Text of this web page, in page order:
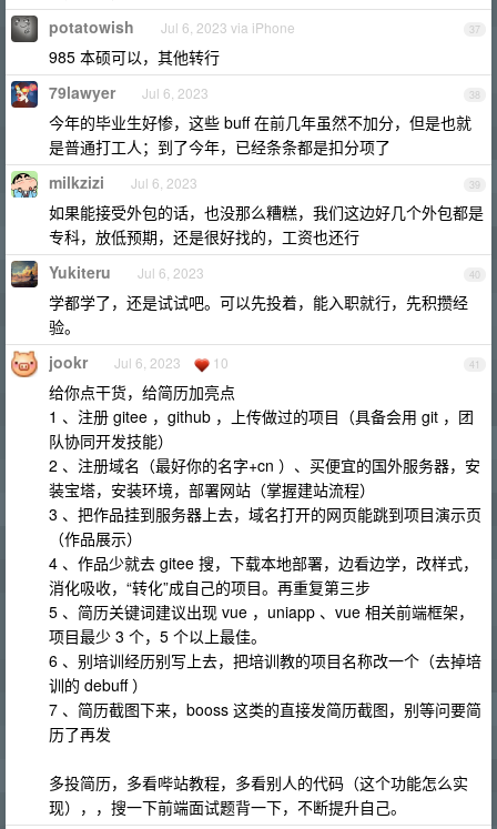
37
potatowish Jul 6, 2023 via iPhone
985 本硕可以，其他转行
38
79lawyer Jul 6, 2023
今年的毕业生好惨，这些 buff 在前几年虽然不加分，但是也就
是普通打工人；到了今年，已经条条都是扣分项了
39
milkzizi Jul 6, 2023
如果能接受外包的话，也没那么糟糕，我们这边好几个外包都是
专科，放低预期，还是很好找的，工资也还行
40
Yukiteru Jul 6, 2023
学都学了，还是试试吧。可以先投着，能入职就行，先积攒经
验。
41
jookr Jul 6, 2023 10
给你点干货，给简历加亮点
1 、注册 gitee ，github ，上传做过的项目（具备会用 git ，团
队协同开发技能）
2 、注册域名（最好你的名字+cn ）、买便宜的国外服务器，安
装宝塔，安装环境，部署网站（掌握建站流程）
3 、把作品挂到服务器上去，域名打开的网页能跳到项目演示页
（作品展示）
4 、作品少就去 gitee 搜，下载本地部署，边看边学，改样式，
消化吸收，“转化”成自己的项目。再重复第三步
5 、简历关键词建议出现 vue ，uniapp 、vue 相关前端框架，
项目最少 3 个，5 个以上最佳。
6 、别培训经历别写上去，把培训教的项目名称改一个（去掉培
训的 debuff ）
7 、简历截图下来，booss 这类的直接发简历截图，别等问要简
历了再发
多投简历，多看哔站教程，多看别人的代码（这个功能怎么实
现），，搜一下前端面试题背一下，不断提升自己。